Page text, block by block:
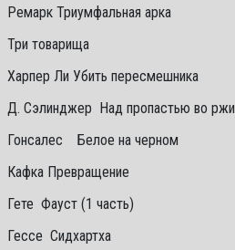
Ремарк Триумфальная арка
Три товарища
Харпер Ли Убить пересмешника
Д. Сэлинджер Над пропастью во ржи
Гонсалес Белое на черном
Кафка Превращение
Гете Фауст (1 часть)
Гессе Сидхартха